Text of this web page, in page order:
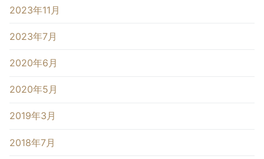
2023年11月
2023年7月
2020年6月
2020年5月
2019年3月
2018年7月